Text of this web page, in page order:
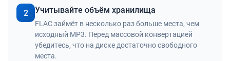
2 Учитывайте объём хранилища
FLAC займёт в несколько раз больше места, чем
исходный MP3. Перед массовой конвертацией
убедитесь, что на диске достаточно свободного
места.